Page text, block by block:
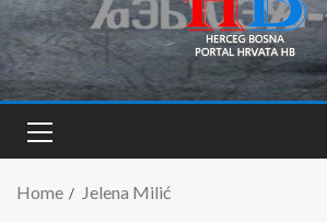
Home Jelena Milić